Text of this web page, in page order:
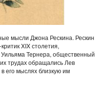
мысли Джона Рескина. Рескин
XIX столетия,
Тернера, общественный
трудах обращались Лев
его мыслях близкую им